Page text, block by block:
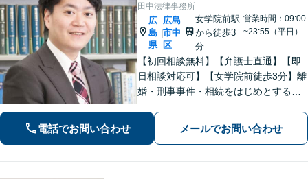
田中法律事務所
広
島
県
|
広島
市中
区
女学院前駅
から徒歩3
分
営業時間：09:00
~23:55（平日）
【初回相談無料】【弁護士直通】【即
日相談対応可】【女学院前徒歩3分】離
婚・刑事事件・相続をはじめとする身
ない真の問題解決を目指して誠実かつ
迅速な対応を致します。是非、お気軽
電話でお問い合わせ メールでお問い合わせ